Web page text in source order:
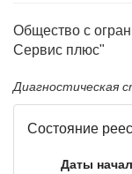
Общество с
Сервис плюс"
Диагностическая
Состояние
Даты